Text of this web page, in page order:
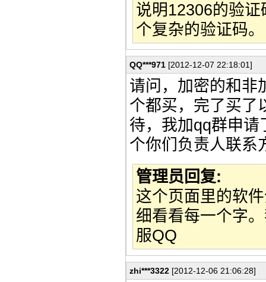
说明12306的验
个复杂的验证码。
QQ***971 [2012-12-07 22:18:01]
请问，加密的和非
个都买，完了买了
待，我加qq群申
个你们负责人联系
管理员回复:
这个页面里的软
细看看每一个字
服QQ
zhi***3322 [2012-12-06 21:06:28]